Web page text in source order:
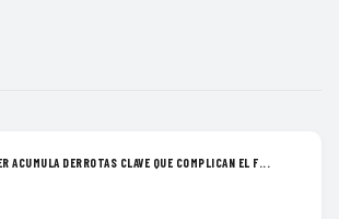
ACUMULA DERROTAS CLAVE QUE COMPLICAN EL F...